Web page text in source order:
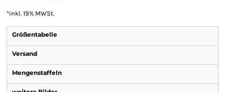
*inkl. 19% MWSt.
Größentabelle
Versand
Mengenstaffeln